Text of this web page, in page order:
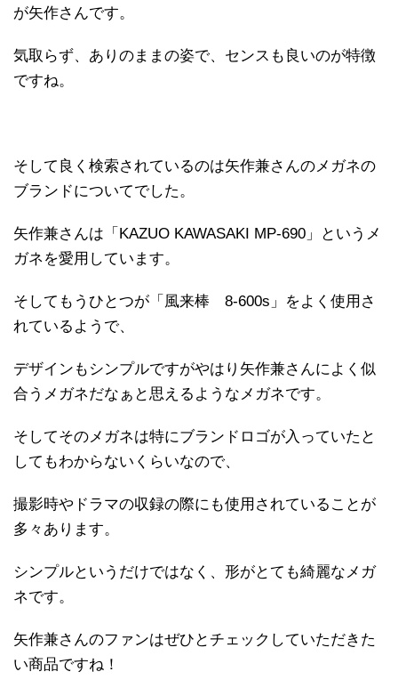
が矢作さんです。
気取らず、ありのままの姿で、センスも良いのが特徴
ですね。
そして良く検索されているのは矢作兼さんのメガネの
ブランドについてでした。
矢作兼さんは「KAZUO KAWASAKI MP-690」というメ
ガネを愛用しています。
そしてもうひとつが「風来棒 8-600s」をよく使用さ
れているようで、
デザインもシンプルですがやはり矢作兼さんによく似
合うメガネだなぁと思えるようなメガネです。
そしてそのメガネは特にブランドロゴが入っていたと
してもわからないくらいなので、
撮影時やドラマの収録の際にも使用されていることが
多々あります。
シンプルというだけではなく、形がとても綺麗なメガ
ネです。
矢作兼さんのファンはぜひとチェックしていただきた
い商品ですね！